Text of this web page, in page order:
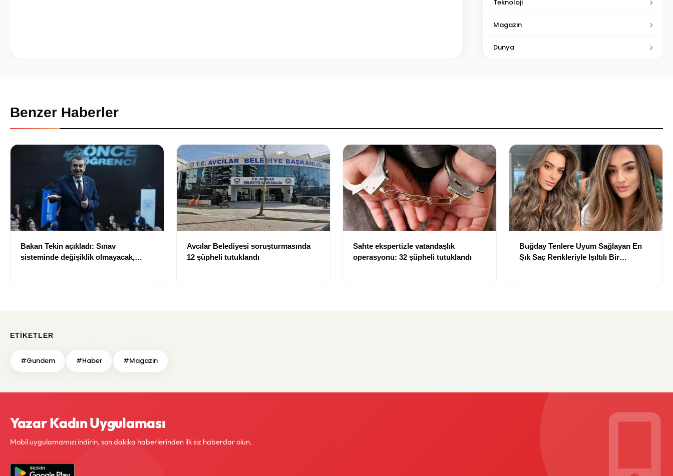
Teknoloji
Magazin
Dunya
Benzer Haberler
Bakan Tekin açıkladı: Sınav
sisteminde değişiklik olmayacak,
Avcılar Belediyesi soruşturmasında
12 şüpheli tutuklandı
Sahte ekspertizle vatandaşlık
operasyonu: 32 şüpheli tutuklandı
Buğday Tenlere Uyum Sağlayan En
Şık Saç Renkleriyle Işıltılı Bir
ETIKETLER
#Gundem #Haber #Magazin
Yazar Kadın Uygulaması
Mobil uygulamamızı indirin, son dakika haberlerinden ilk siz haberdar olun.